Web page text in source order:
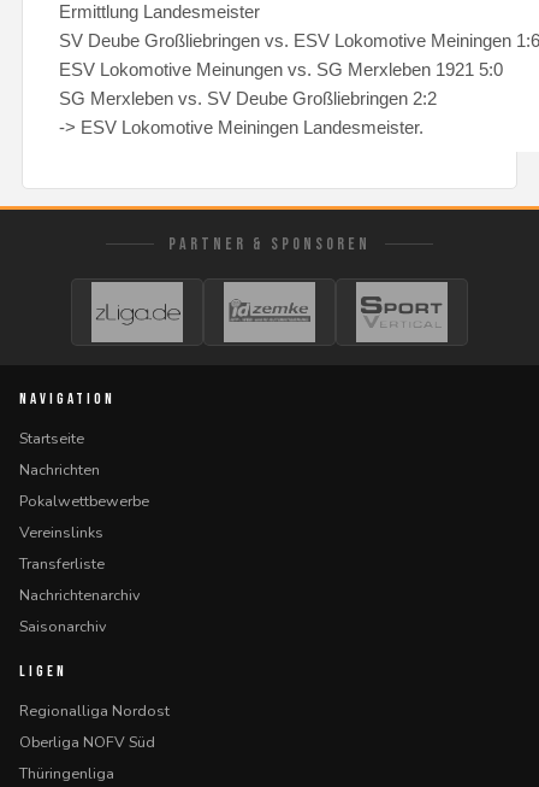
Ermittlung Landesmeister
SV Deube Großliebringen vs. ESV Lokomotive Meiningen 1:6
ESV Lokomotive Meinungen vs. SG Merxleben 1921 5:0
SG Merxleben vs. SV Deube Großliebringen 2:2
-> ESV Lokomotive Meiningen Landesmeister.
PARTNER & SPONSOREN
NAVIGATION
Startseite
Nachrichten
Pokalwettbewerbe
Vereinslinks
Transferliste
Nachrichtenarchiv
Saisonarchiv
LIGEN
Regionalliga Nordost
Oberliga NOFV Süd
Thüringenliga